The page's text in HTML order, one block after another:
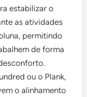
estabilizar o
as atividades
permitindo
de forma
ou o Plank,
o alinhamento